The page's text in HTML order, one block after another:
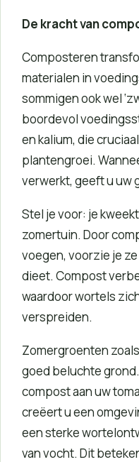
De kracht van
Composteren
materialen in
sommigen ook wel
boordevol
en kalium, die
plantengroei.
verwerkt, geeft u uw
Stel je voor: je
zomertuin. Door
voegen, voorzie je
dieet. Compost
waardoor wortels
verspreiden.
Zomergroenten
goed beluchte
compost aan uw
creëert u een
een sterke
van vocht. Dit